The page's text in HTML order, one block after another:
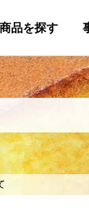
商品を探す